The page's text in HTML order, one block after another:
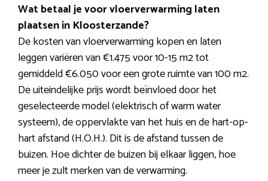
Wat betaal je voor vloerverwarming laten
plaatsen in Kloosterzande?
De kosten van vloerverwarming kopen en laten
leggen variëren van €1.475 voor 10-15 m2 tot
gemiddeld €6.050 voor een grote ruimte van 100 m2.
De uiteindelijke prijs wordt beïnvloed door het
geselecteerde model (elektrisch of warm water
systeem), de oppervlakte van het huis en de hart-op-
hart afstand (H.O.H.). Dit is de afstand tussen de
buizen. Hoe dichter de buizen bij elkaar liggen, hoe
meer je zult merken van de verwarming.